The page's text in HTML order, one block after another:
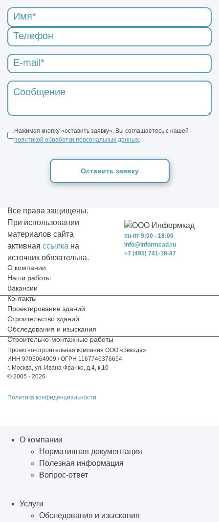
Нажимая кнопку «оставить заявку», Вы соглашаетесь с нашей
политикой обработки персональных данных
Оставить заявку
пн-пт 9:00 - 18:00
+7 (495) 741-18-87
info@informcad.ru
О компании
Наши работы
Вакансии
Контакты
Проектирование зданий
Строительство зданий
Обследования и изыскания
Строительно-монтажные работы
Проектно-строительная компания ООО «Звезда»
ИНН 9705064909 / ОГРН 1167746376654
г. Москва, ул. Ивана Франко, д.4, к.10
© 2005 - 2026
Политика конфиденциальности
Все права защищены.
При использовании
материалов сайта
активная ссылка на
источник обязательна.
О компании
Нормативная документация
Полезная информация
Вопрос-ответ
Услуги
Обследования и изыскания